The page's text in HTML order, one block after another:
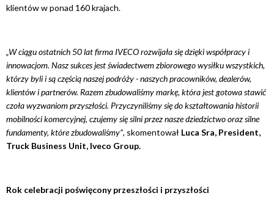
klientów w ponad 160 krajach.
„W ciągu ostatnich 50 lat firma IVECO rozwijała się dzięki współpracy i
innowacjom. Nasz sukces jest świadectwem zbiorowego wysiłku wszystkich,
którzy byli i są częścią naszej podróży - naszych pracowników, dealerów,
klientów i partnerów. Razem zbudowaliśmy markę, która jest gotowa stawić
czoła wyzwaniom przyszłości. Przyczyniliśmy się do kształtowania historii
mobilności komercyjnej, czujemy się silni przez nasze dziedzictwo oraz silne
fundamenty, które zbudowaliśmy”, skomentował Luca Sra, President,
Truck Business Unit, Iveco Group.
Rok celebracji poświęcony przeszłości i przyszłości